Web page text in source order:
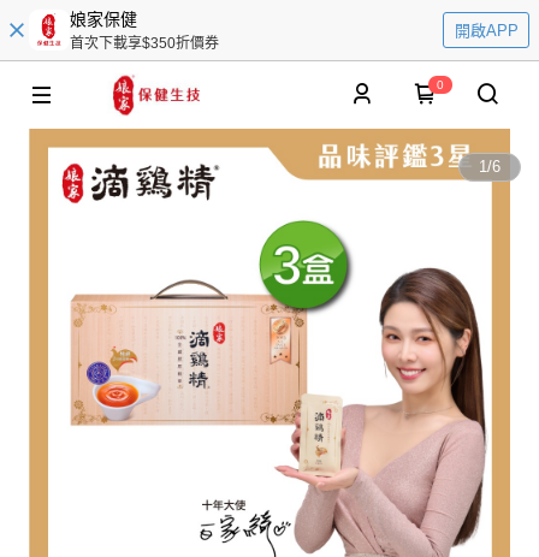
娘家保健
首次下載享$350折價券
開啟APP
0
1/6